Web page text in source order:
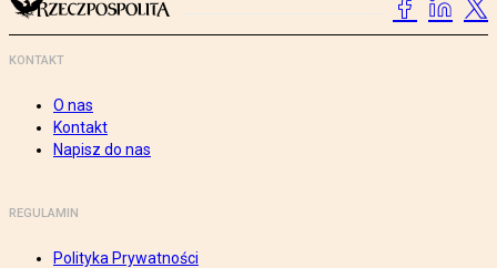
KONTAKT
O nas
Kontakt
Napisz do nas
REGULAMIN
Polityka Prywatności